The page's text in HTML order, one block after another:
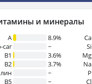
и минералы
A
8.9%
car
~
В1
3.6%
B2
3.7%
~
B5
~
Ca
Si
Mg
Na
P
Cl